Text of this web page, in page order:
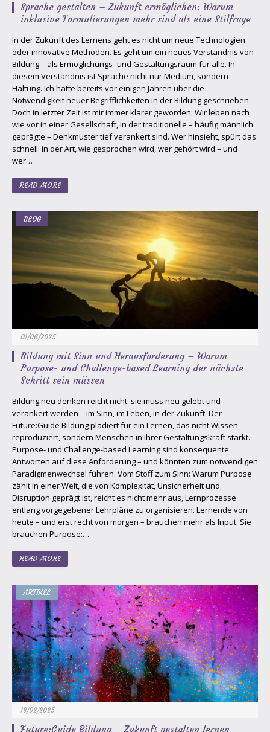
Sprache gestalten – Zukunft ermöglichen: Warum
inklusive Formulierungen mehr sind als eine Stilfrage
In der Zukunft des Lernens geht es nicht um neue Technologien
oder innovative Methoden. Es geht um ein neues Verständnis von
Bildung – als Ermöglichungs- und Gestaltungsraum für alle. In
diesem Verständnis ist Sprache nicht nur Medium, sondern
Haltung. Ich hatte bereits vor einigen Jahren über die
Notwendigkeit neuer Begrifflichkeiten in der Bildung geschrieben.
Doch in letzter Zeit ist mir immer klarer geworden: Wir leben nach
wie vor in einer Gesellschaft, in der traditionelle – häufig männlich
geprägte – Denkmuster tief verankert sind. Wer hinsieht, spürt das
schnell: in der Art, wie gesprochen wird, wer gehört wird – und
wer…
READ MORE
BLOG
01/06/2025
Bildung mit Sinn und Herausforderung – Warum
Purpose- und Challenge-based Learning der nächste
Schritt sein müssen
Bildung neu denken reicht nicht: sie muss neu gelebt und
verankert werden – im Sinn, im Leben, in der Zukunft. Der
Future:Guide Bildung plädiert für ein Lernen, das nicht Wissen
reproduziert, sondern Menschen in ihrer Gestaltungskraft stärkt.
Purpose- und Challenge-based Learning sind konsequente
Antworten auf diese Anforderung – und könnten zum notwendigen
Paradigmenwechsel führen. Vom Stoff zum Sinn: Warum Purpose
zählt In einer Welt, die von Komplexität, Unsicherheit und
Disruption geprägt ist, reicht es nicht mehr aus, Lernprozesse
entlang vorgegebener Lehrpläne zu organisieren. Lernende von
heute – und erst recht von morgen – brauchen mehr als Input. Sie
brauchen Purpose:…
READ MORE
ARTIKEL
18/02/2025
Future:Guide Bildung – Zukunft gestalten lernen